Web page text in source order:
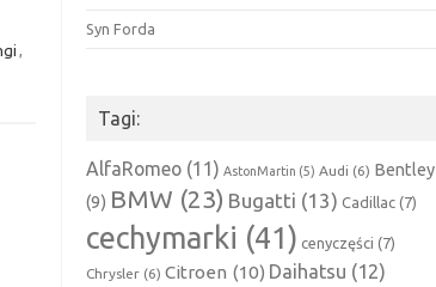
,
Syn Forda
Tagi:
AlfaRomeo (11) AstonMartin (5) Audi (6) Bentley
(9) BMW (23) Bugatti (13) Cadillac (7)
cechymarki (41) cenyczęści (7)
Chrysler (6) Citroen (10) Daihatsu (12)